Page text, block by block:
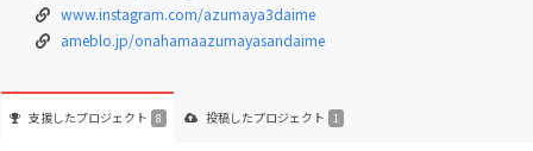
www.instagram.com/azumaya3daime
ameblo.jp/onahamaazumayasandaime
支援したプロジェクト 8 投稿したプロジェクト 1